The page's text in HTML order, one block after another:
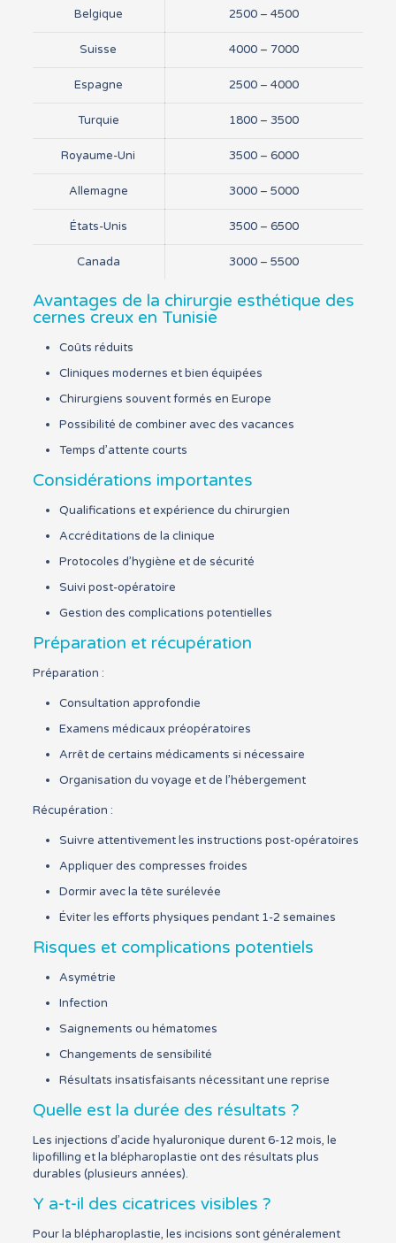
Belgique 2500 – 4500
Suisse 4000 – 7000
Espagne 2500 – 4000
Turquie 1800 – 3500
Royaume-Uni 3500 – 6000
Allemagne 3000 – 5000
États-Unis 3500 – 6500
Canada 3000 – 5500
Avantages de la chirurgie esthétique des
cernes creux en Tunisie
Coûts réduits
Cliniques modernes et bien équipées
Chirurgiens souvent formés en Europe
Possibilité de combiner avec des vacances
Temps d’attente courts
Considérations importantes
Qualifications et expérience du chirurgien
Accréditations de la clinique
Protocoles d’hygiène et de sécurité
Suivi post-opératoire
Gestion des complications potentielles
Préparation et récupération
Préparation :
Consultation approfondie
Examens médicaux préopératoires
Arrêt de certains médicaments si nécessaire
Organisation du voyage et de l’hébergement
Récupération :
Suivre attentivement les instructions post-opératoires
Appliquer des compresses froides
Dormir avec la tête surélevée
Éviter les efforts physiques pendant 1-2 semaines
Risques et complications potentiels
Asymétrie
Infection
Saignements ou hématomes
Changements de sensibilité
Résultats insatisfaisants nécessitant une reprise
Quelle est la durée des résultats ?
Les injections d’acide hyaluronique durent 6-12 mois, le
lipofilling et la blépharoplastie ont des résultats plus
durables (plusieurs années).
Y a-t-il des cicatrices visibles ?
Pour la blépharoplastie, les incisions sont généralement